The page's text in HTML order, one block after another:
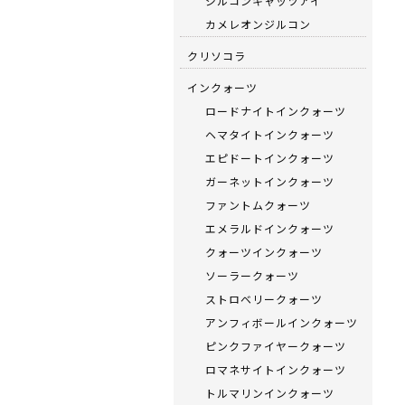
カメレオンジルコン
クリソコラ
インクォーツ
ロードナイトインクォーツ
ヘマタイトインクォーツ
エピドートインクォーツ
ガーネットインクォーツ
ファントムクォーツ
エメラルドインクォーツ
クォーツインクォーツ
ソーラークォーツ
ストロベリークォーツ
アンフィボールインクォーツ
ピンクファイヤークォーツ
ロマネサイトインクォーツ
トルマリンインクォーツ